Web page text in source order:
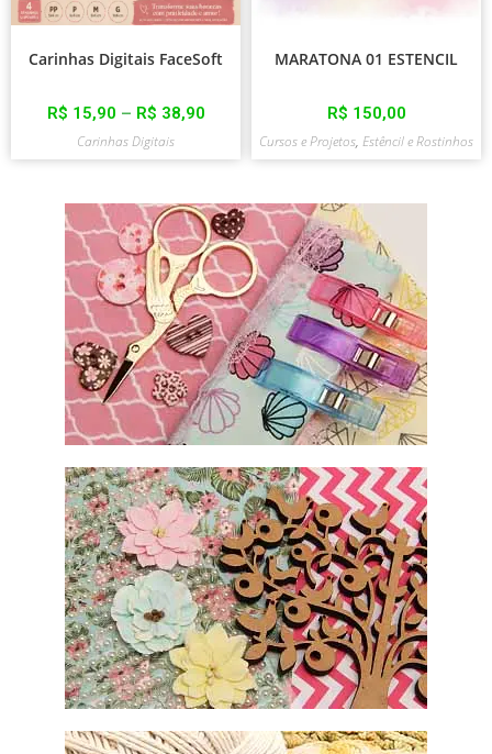
Carinhas Digitais FaceSoft
R$ 15,90 – R$ 38,90
Carinhas Digitais
MARATONA 01 ESTENCIL
R$ 150,00
Cursos e Projetos, Estêncil e Rostinhos